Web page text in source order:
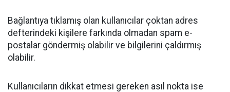
Bağlantıya tıklamış olan kullanıcılar çoktan adres
defterindeki kişilere farkında olmadan spam e-
postalar göndermiş olabilir ve bilgilerini çaldırmış
olabilir.
Kullanıcıların dikkat etmesi gereken asıl nokta ise